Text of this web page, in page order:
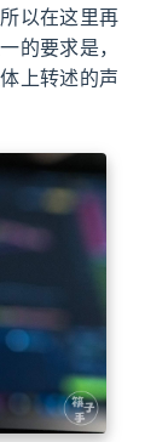
以在这里再
的要求是，
上转述的声